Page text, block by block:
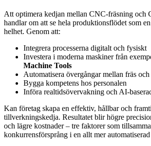
Att optimera kedjan mellan CNC-fräsning och
handlar om att se hela produktionsflödet som
helhet. Genom att:
Integrera processerna digitalt och fysiskt
Investera i moderna maskiner från
Machine Tools
Automatisera övergångar mellan fräs
Bygga kompetens hos personalen
Införa realtidsövervakning och AI-
Kan företag skapa en effektiv, hållbar och
tillverkningskedja. Resultatet blir högre
och lägre kostnader – tre faktorer som
konkurrensförsprång i en allt mer